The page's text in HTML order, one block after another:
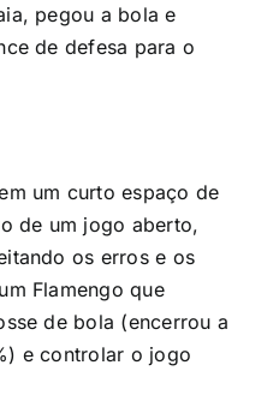
pegou a bola e
de defesa para o
um curto espaço de
de um jogo aberto,
os erros e os
Flamengo que
de bola (encerrou a
e controlar o jogo